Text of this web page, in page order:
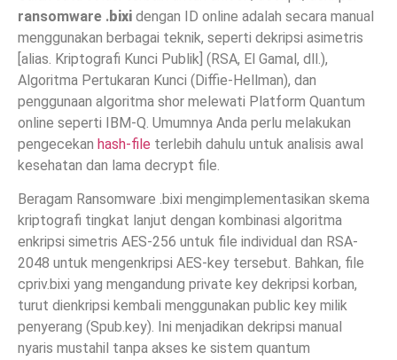
ransomware .bixi dengan ID online adalah secara manual
menggunakan berbagai teknik, seperti dekripsi asimetris
[alias. Kriptografi Kunci Publik] (RSA, El Gamal, dll.),
Algoritma Pertukaran Kunci (Diffie-Hellman), dan
penggunaan algoritma shor melewati Platform Quantum
online seperti IBM-Q. Umumnya Anda perlu melakukan
pengecekan hash-file terlebih dahulu untuk analisis awal
kesehatan dan lama decrypt file.
Beragam Ransomware .bixi mengimplementasikan skema
kriptografi tingkat lanjut dengan kombinasi algoritma
enkripsi simetris AES-256 untuk file individual dan RSA-
2048 untuk mengenkripsi AES-key tersebut. Bahkan, file
cpriv.bixi yang mengandung private key dekripsi korban,
turut dienkripsi kembali menggunakan public key milik
penyerang (Spub.key). Ini menjadikan dekripsi manual
nyaris mustahil tanpa akses ke sistem quantum